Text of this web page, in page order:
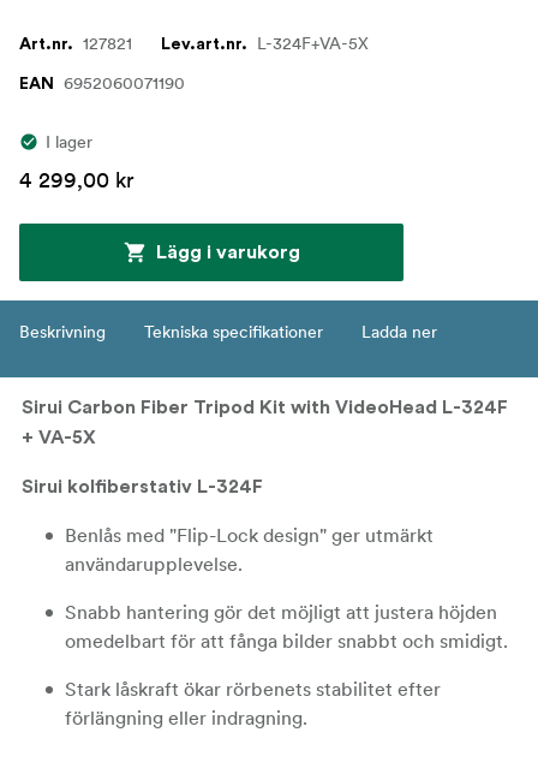
Art.nr. 127821 Lev.art.nr. L-324F+VA-5X
EAN 6952060071190
I lager
4 299,00 kr
Lägg i varukorg
Beskrivning Tekniska specifikationer Ladda ner
Sirui Carbon Fiber Tripod Kit with VideoHead L-324F
+ VA-5X
Sirui kolfiberstativ L-324F
Benlås med "Flip-Lock design" ger utmärkt
användarupplevelse.
Snabb hantering gör det möjligt att justera höjden
omedelbart för att fånga bilder snabbt och smidigt.
Stark låskraft ökar rörbenets stabilitet efter
förlängning eller indragning.